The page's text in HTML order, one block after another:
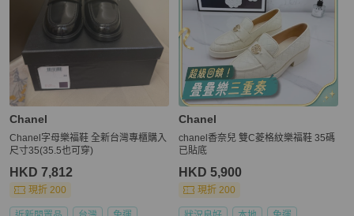
Chanel
Chanel字母樂福鞋 全新台灣專櫃購入
尺寸35(35.5也可穿)
HKD 7,812
現折 200
Chanel
chanel香奈兒 雙C菱格紋樂福鞋 35碼
已貼底
HKD 5,900
現折 200